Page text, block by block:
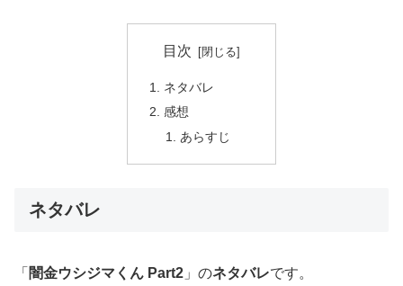
目次
ネタバレ
感想
あらすじ
ネタバレ
「 闇金ウシジマくん Part2 」のネタバレです。